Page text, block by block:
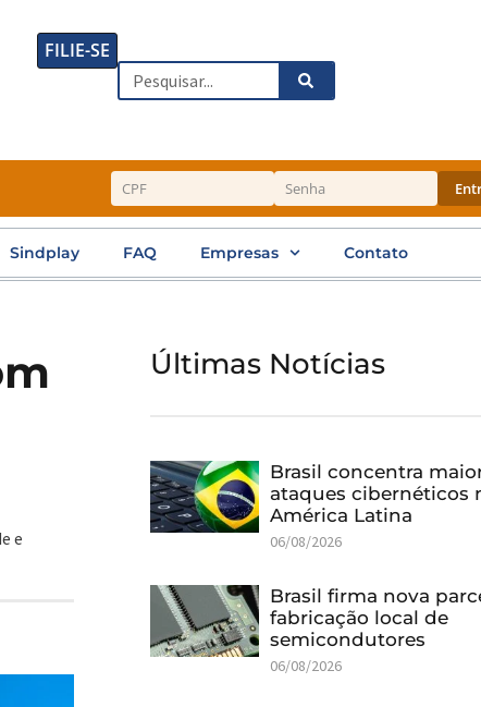
FILIE-SE
Search
Sindplay FAQ Empresas Contato
e
Últimas Notícias
Brasil concentra
ataques cibernéticos
América Latina
06/08/2026
Brasil firma nova
fabricação local de
semicondutores
06/08/2026